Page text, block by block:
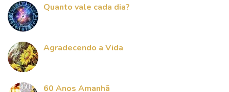
Quanto vale cada dia?
Agradecendo a Vida
60 Anos Amanhã